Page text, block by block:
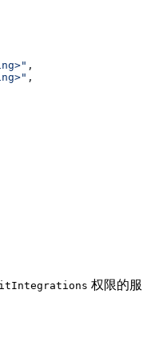
,
,
权限的服